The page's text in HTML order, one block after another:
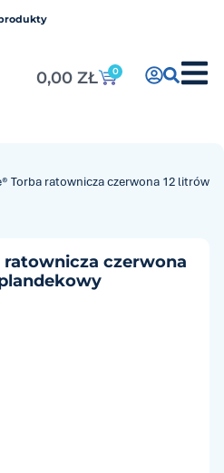
0,00 ZŁ 0
Torba ratownicza czerwona 12 litrów
ratownicza czerwona